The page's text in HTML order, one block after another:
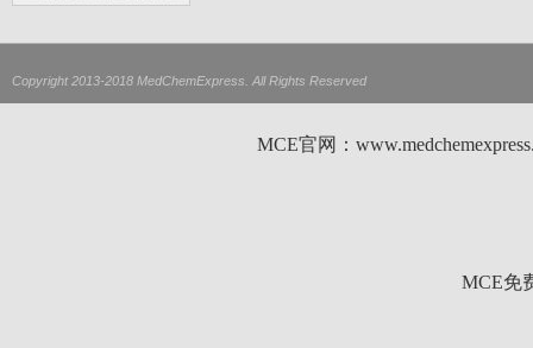
Copyright 2013-2018 MedChemExpress. All Rights Reserved
MCE官网：
MCE免